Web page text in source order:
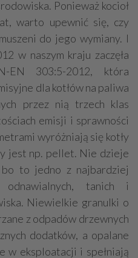
Ponieważ kocioł
warto upewnić się, czy
do jego wymiany. I
w naszym kraju zaczęła
EN 303:5-2012, która
dla kotłów na paliwa
przez nią trzech klas
emisji i sprawności
wyróżniają się kotły
jest np. pellet. Nie dzieje
to jedno z najbardziej
tanich i
Niewielkie granulki o
z odpadów drzewnych
dodatków, a opalane
w eksploatacji i spełniają